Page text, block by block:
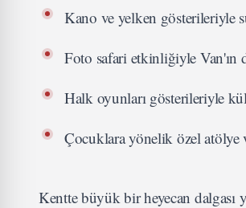
Kano ve yelken gösterileriyle
Foto safari etkinliğiyle
Halk oyunları gösterileriyle
Çocuklara yönelik özel atölye
Kentte büyük bir heyecan dalgası